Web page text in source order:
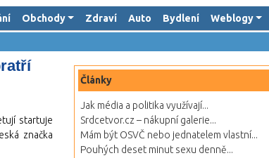
Obchody Zdraví Auto Bydlení Weblogy
startuje
značka
Články
Jak média a politika využívají...
Srdcetvor.cz – nákupní galerie...
Mám být OSVČ nebo jednatelem vlastní...
Pouhých deset minut sexu denně...